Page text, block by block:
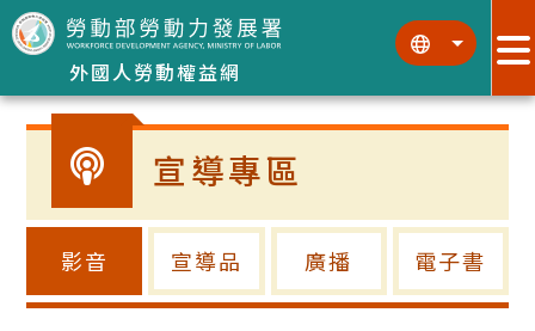
跳到主要內容區塊
外國人勞動權益網
::: :::
宣導專區
影音 宣導品 廣播 電子書